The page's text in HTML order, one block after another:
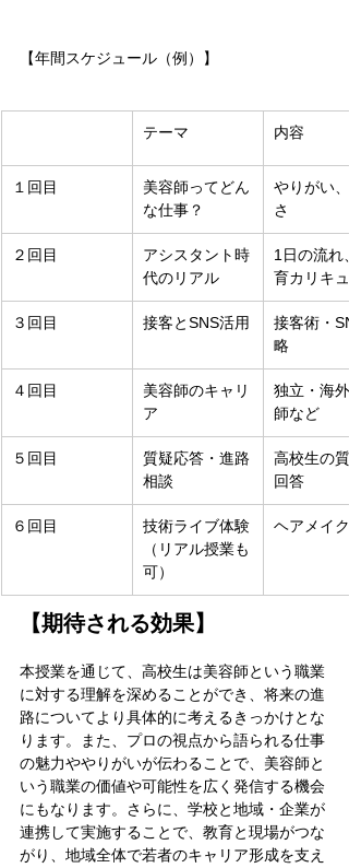
【年間スケジュール（例）】
テーマ 内容
１回目
美容師ってどん
な仕事？
やりがい、
さ
２回目
アシスタント時
代のリアル
1日の流れ
育カリキュ
３回目 接客とSNS活用
接客術・
略
４回目
美容師のキャリ
ア
独立・海外
師など
５回目
質疑応答・進路
相談
高校生の質
回答
６回目
技術ライブ体験
（リアル授業も
可）
ヘアメイク
【期待される効果】
本授業を通じて、高校生は美容師という職業
に対する理解を深めることができ、将来の進
路についてより具体的に考えるきっかけとな
ります。また、プロの視点から語られる仕事
の魅力ややりがいが伝わることで、美容師と
いう職業の価値や可能性を広く発信する機会
にもなります。さらに、学校と地域・企業が
連携して実施することで、教育と現場がつな
がり、地域全体で若者のキャリア形成を支え